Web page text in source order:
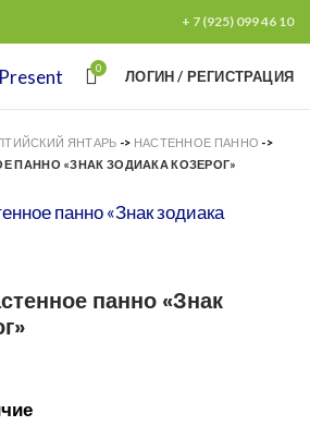
+ 7 (925) 099 46 10
0 ЛОГИН / РЕГИСТРАЦИЯ
ЯНТАРЬ -> НАСТЕННОЕ ПАННО ->
ПАННО «ЗНАК ЗОДИАКА КОЗЕРОГ»
панно «Знак